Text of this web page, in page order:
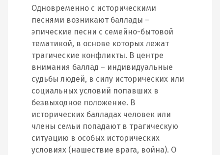
Одновременно с историческими
песнями возникают баллады –
эпические песни с семейно-бытовой
тематикой, в основе которых лежат
трагические конфликты. В центре
внимания баллад – индивидуальные
судьбы людей, в силу исторических или
социальных условий попавших в
безвыходное положение. В
исторических балладах человек или
члены семьи попадают в трагическую
ситуацию в особых исторических
условиях (нашествие врага, война). О